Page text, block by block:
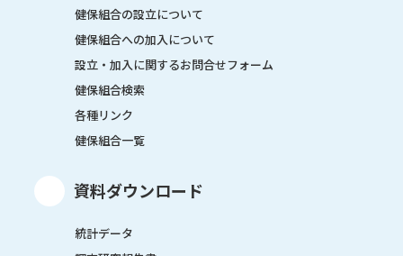
健保組合の設立について
健保組合への加入について
設立・加入に関するお問合せフォーム
健保組合検索
各種リンク
健保組合一覧
資料ダウンロード
統計データ